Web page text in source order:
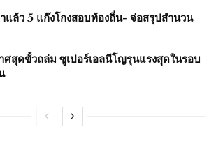
แล้ว 5 แก๊งโกงสอบท้องถิ่น- จ่อสรุปสำนวน
สุดขั้วถล่ม ซูเปอร์เอลนีโญรุนแรงสุดในรอบ